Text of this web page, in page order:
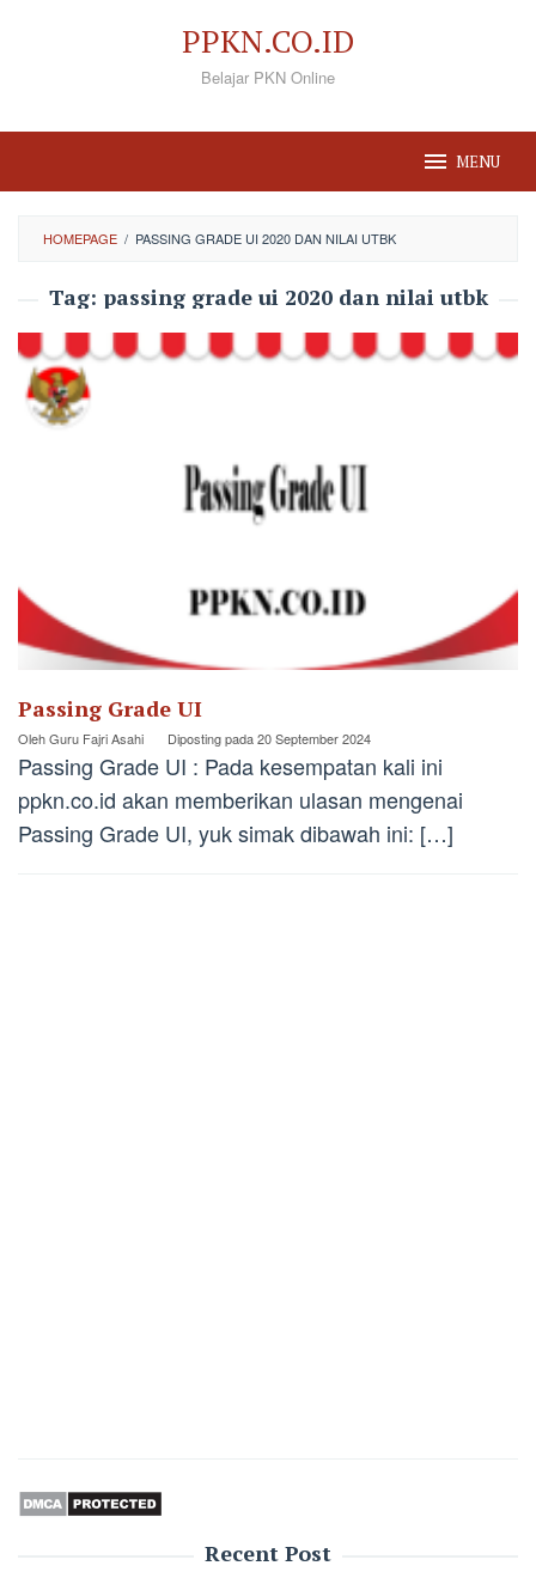
PPKN.CO.ID
Belajar PKN Online
MENU
HOMEPAGE / PASSING GRADE UI 2020 DAN NILAI UTBK
Tag: passing grade ui 2020 dan nilai utbk
Passing Grade UI
OlehGuru Fajri Asahi Diposting pada20 September 2024
Passing Grade UI : Pada kesempatan kali ini
ppkn.co.id akan memberikan ulasan mengenai
Passing Grade UI, yuk simak dibawah ini: […]
Recent Post